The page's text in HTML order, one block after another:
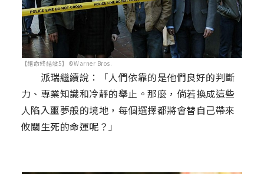
【絕命終結站5】©Warner Bros.
派瑞繼續說：「人們依靠的是他們良好的判斷
力、專業知識和冷靜的舉止。那麼，倘若換成這些
人陷入噩夢般的境地，每個選擇都將會替自己帶來
攸關生死的命運呢？」